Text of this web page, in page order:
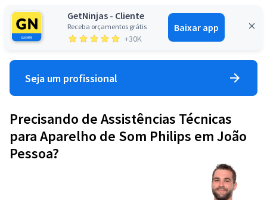
GetNinjas - Cliente
Receba orçamentos grátis
+30K
Baixar app
Entrar
Seja um profissional
Precisando de Assistências Técnicas
para Aparelho de Som Philips em João
Pessoa?